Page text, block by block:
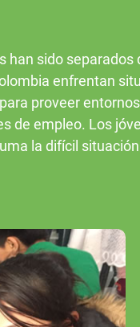
han sido
enfrentan
proveer
de empleo. Los
la difícil